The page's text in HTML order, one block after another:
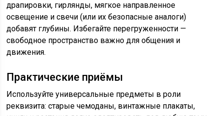
драпировки, гирлянды, мягкое направленное
освещение и свечи (или их безопасные аналоги)
добавят глубины. Избегайте перегруженности —
свободное пространство важно для общения и
движения.
Практические приёмы
Используйте универсальные предметы в роли
реквизита: старые чемоданы, винтажные плакаты,